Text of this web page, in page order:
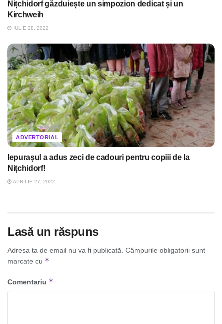
Nițchidorf găzduiește un simpozion dedicat și un
Kirchweih
IULIE 28, 2022
ADVERTORIAL
Iepurașul a adus zeci de cadouri pentru copiii de la
Nițchidorf!
APRILIE 27, 2022
Lasă un răspuns
Adresa ta de email nu va fi publicată. Câmpurile obligatorii sunt
marcate cu *
Comentariu *